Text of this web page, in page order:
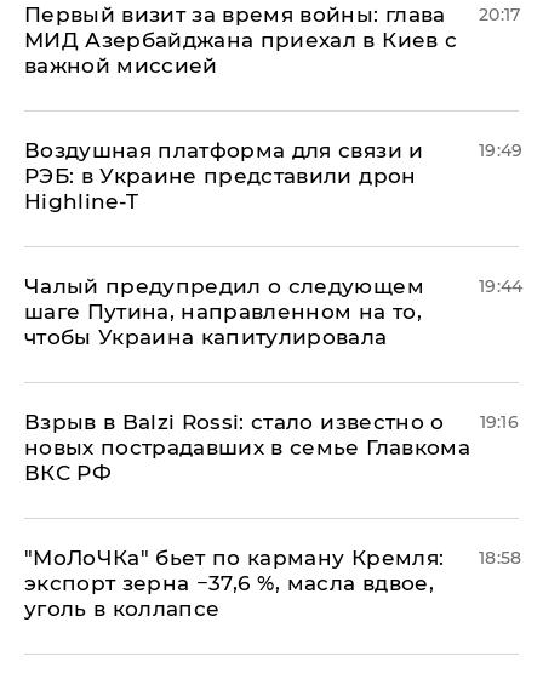
Первый визит за время войны: глава
МИД Азербайджана приехал в Киев с
важной миссией
20:17
Воздушная платформа для связи и
РЭБ: в Украине представили дрон
Highline-T
19:49
Чалый предупредил о следующем
шаге Путина, направленном на то,
чтобы Украина капитулировала
19:44
Взрыв в Balzi Rossi: стало известно о
новых пострадавших в семье Главкома
ВКС РФ
19:16
​"МоЛоЧКа" бьет по карману Кремля:
экспорт зерна −37,6 %, масла вдвое,
уголь в коллапсе
18:58